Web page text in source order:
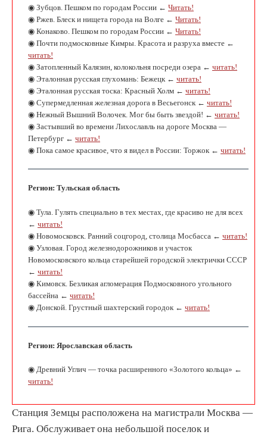
◉ Зубцов. Пешком по городам России ← Читать!
◉ Ржев. Блеск и нищета города на Волге ← Читать!
◉ Конаково. Пешком по городам России ← Читать!
◉ Почти подмосковные Кимры. Красота и разруха вместе ←
читать!
◉ Затопленный Калязин, колокольня посреди озера ← читать!
◉ Эталонная русская глухомань: Бежецк ← читать!
◉ Эталонная русская тоска: Красный Холм ← читать!
◉ Супермедленная железная дорога в Весьегонск ← читать!
◉ Нежный Вышний Волочек. Мог бы быть звездой! ← читать!
◉ Застывший во времени Лихославль на дороге Москва —
Петербург ← читать!
◉ Пока самое красивое, что я видел в России: Торжок ← читать!
Регион: Тульская область
◉ Тула. Гулять специально в тех местах, где красиво не для всех
← читать!
◉ Новомосковск. Ранний соцгород, столица Мосбасса ← читать!
◉ Узловая. Город железнодорожников и участок
Новомосковского кольца старейшей городской электрички СССР
← читать!
◉ Кимовск. Безликая агломерация Подмосковного угольного
бассейна ← читать!
◉ Донской. Грустный шахтерский городок ← читать!
Регион: Ярославская область
◉ Древний Углич — точка расширенного «Золотого кольца» ←
читать!
Станция Земцы расположена на магистрали Москва —
Рига. Обслуживает она небольшой поселок и